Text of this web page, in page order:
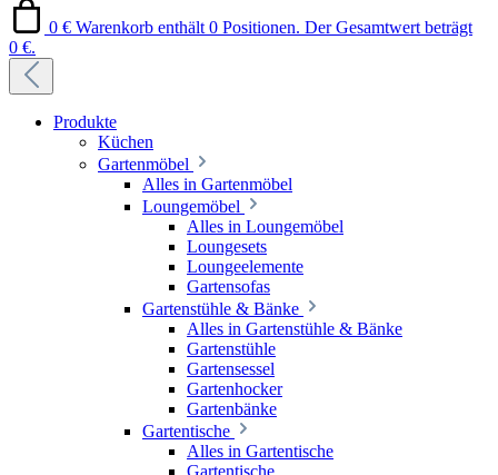
0 € Warenkorb enthält 0 Positionen. Der Gesamtwert beträgt
0 €.
Produkte
Küchen
Gartenmöbel
Alles in Gartenmöbel
Loungemöbel
Alles in Loungemöbel
Loungesets
Loungeelemente
Gartensofas
Gartenstühle & Bänke
Alles in Gartenstühle & Bänke
Gartenstühle
Gartensessel
Gartenhocker
Gartenbänke
Gartentische
Alles in Gartentische
Gartentische